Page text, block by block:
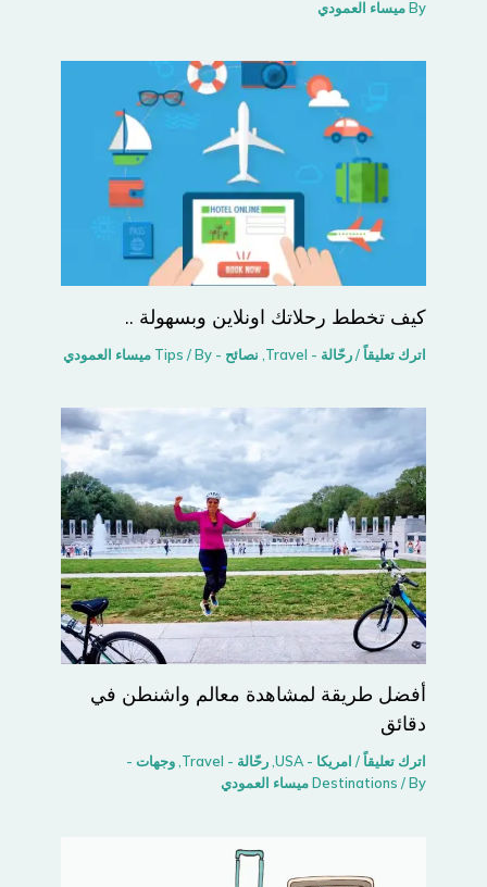
By ميساء العمودي
كيف تخطط رحلاتك اونلاين وبسهولة ..
اترك تعليقاً /رحّالة - Travel نصائح - Tips/ By ميساء العمودي
أفضل طريقة لمشاهدة معالم واشنطن في
دقائق
اترك تعليقاً / امريكا - USA ,رحّالة - Travel ,وجهات -
Destinations / By ميساء العمودي